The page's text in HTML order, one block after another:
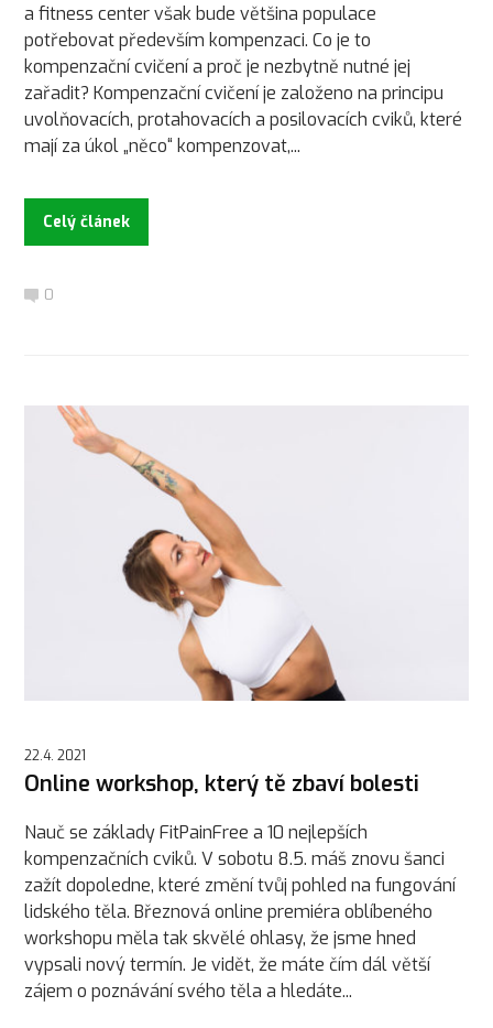
a fitness center však bude většina populace
potřebovat především kompenzaci. Co je to
kompenzační cvičení a proč je nezbytně nutné jej
zařadit? Kompenzační cvičení je založeno na principu
uvolňovacích, protahovacích a posilovacích cviků, které
mají za úkol „něco“ kompenzovat,...
Celý článek
0
22.4. 2021
Online workshop, který tě zbaví bolesti
Nauč se základy FitPainFree a 10 nejlepších
kompenzačních cviků. V sobotu 8.5. máš znovu šanci
zažít dopoledne, které změní tvůj pohled na fungování
lidského těla. Březnová online premiéra oblíbeného
workshopu měla tak skvělé ohlasy, že jsme hned
vypsali nový termín. Je vidět, že máte čím dál větší
zájem o poznávání svého těla a hledáte...